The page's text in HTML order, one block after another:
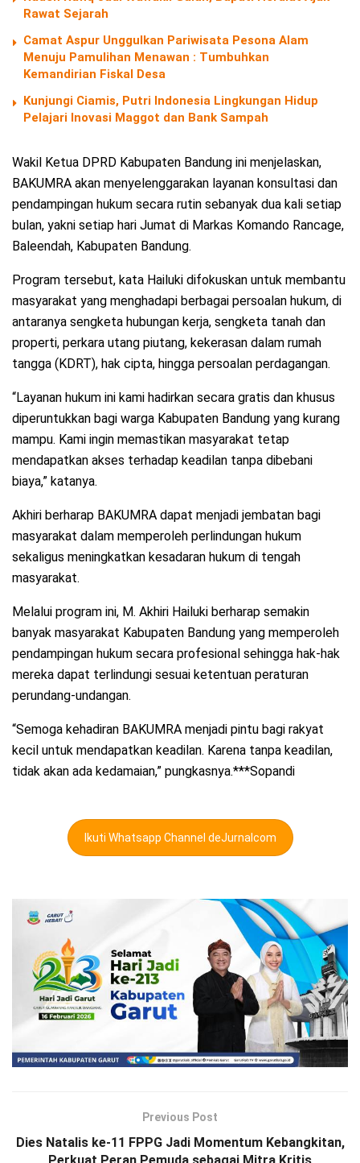
Rawat Sejarah
Camat Aspur Unggulkan Pariwisata Pesona Alam
Menuju Pamulihan Menawan : Tumbuhkan
Kemandirian Fiskal Desa
Kunjungi Ciamis, Putri Indonesia Lingkungan Hidup
Pelajari Inovasi Maggot dan Bank Sampah
Wakil Ketua DPRD Kabupaten Bandung ini menjelaskan,
BAKUMRA akan menyelenggarakan layanan konsultasi dan
pendampingan hukum secara rutin sebanyak dua kali setiap
bulan, yakni setiap hari Jumat di Markas Komando Rancage,
Baleendah, Kabupaten Bandung.
Program tersebut, kata Hailuki difokuskan untuk membantu
masyarakat yang menghadapi berbagai persoalan hukum, di
antaranya sengketa hubungan kerja, sengketa tanah dan
properti, perkara utang piutang, kekerasan dalam rumah
tangga (KDRT), hak cipta, hingga persoalan perdagangan.
“Layanan hukum ini kami hadirkan secara gratis dan khusus
diperuntukkan bagi warga Kabupaten Bandung yang kurang
mampu. Kami ingin memastikan masyarakat tetap
mendapatkan akses terhadap keadilan tanpa dibebani
biaya,” katanya.
Akhiri berharap BAKUMRA dapat menjadi jembatan bagi
masyarakat dalam memperoleh perlindungan hukum
sekaligus meningkatkan kesadaran hukum di tengah
masyarakat.
Melalui program ini, M. Akhiri Hailuki berharap semakin
banyak masyarakat Kabupaten Bandung yang memperoleh
pendampingan hukum secara profesional sehingga hak-hak
mereka dapat terlindungi sesuai ketentuan peraturan
perundang-undangan.
“Semoga kehadiran BAKUMRA menjadi pintu bagi rakyat
kecil untuk mendapatkan keadilan. Karena tanpa keadilan,
tidak akan ada kedamaian,” pungkasnya.***Sopandi
Ikuti Whatsapp Channel deJurnalcom
Previous Post
Dies Natalis ke-11 FPPG Jadi Momentum Kebangkitan,